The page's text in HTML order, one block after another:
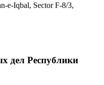
e-Iqbal, Sector F-8/3,
дел Республики